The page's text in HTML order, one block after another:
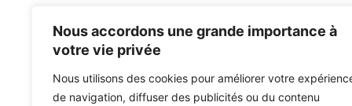
Nous accordons une grande importance à
votre vie privée
Nous utilisons des cookies pour améliorer votre
de navigation, diffuser des publicités ou du contenu